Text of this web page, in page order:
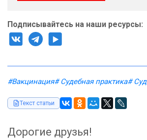
Подписывайтесь на наши ресурсы:
#Вакцинация# Судебная практика# Суд
Текст статьи
Дорогие друзья!